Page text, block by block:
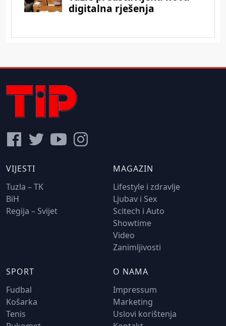
VIJESTI
Tuzla – TK
BiH
Regija – Svijet
MAGAZIN
Lifestyle i zdravlje
Ljubav i Sex
Scitech i Auto
Showtime
Video
Zanimljivosti
SPORT
Fudbal
Košarka
Tenis
O NAMA
Impressum
Marketing
Uslovi korištenja